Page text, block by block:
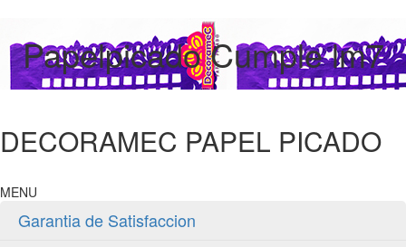
Papelpicado Cumple lm7
DECORAMEC PAPEL PICADO
MENU
Garantia de Satisfaccion